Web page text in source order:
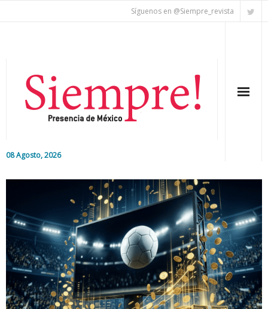
Síguenos en @Siempre_revista
08 Agosto, 2026
Nacional
Colaboradores
Internacional